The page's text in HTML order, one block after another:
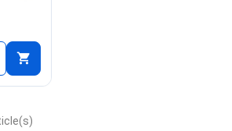
shopping_cart